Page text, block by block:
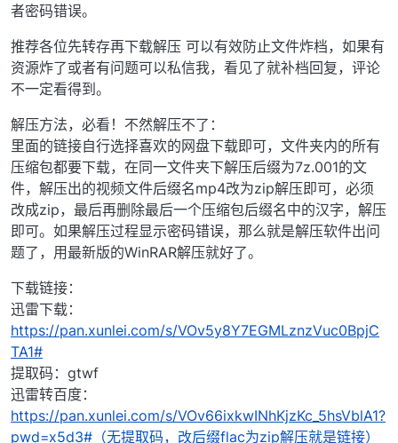
者密码错误。
推荐各位先转存再下载解压 可以有效防止文件炸档，如果有
资源炸了或者有问题可以私信我，看见了就补档回复，评论
不一定看得到。
解压方法，必看！不然解压不了：
里面的链接自行选择喜欢的网盘下载即可，文件夹内的所有
压缩包都要下载，在同一文件夹下解压后缀为7z.001的文
件，解压出的视频文件后缀名mp4改为zip解压即可，必须
改成zip，最后再删除最后一个压缩包后缀名中的汉字，解压
即可。如果解压过程显示密码错误，那么就是解压软件出问
题了，用最新版的WinRAR解压就好了。
下载链接：
迅雷下载：
https://pan.xunlei.com/s/VOv5y8Y7EGMLznzVuc0BpjC
TA1#
提取码：gtwf
迅雷转百度：
https://pan.xunlei.com/s/VOv66ixkwINhKjzKc_5hsVblA1?
pwd=x5d3#（无提取码，改后缀flac为zip解压就是链接）